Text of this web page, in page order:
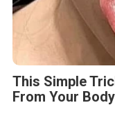
This Simple
From Your